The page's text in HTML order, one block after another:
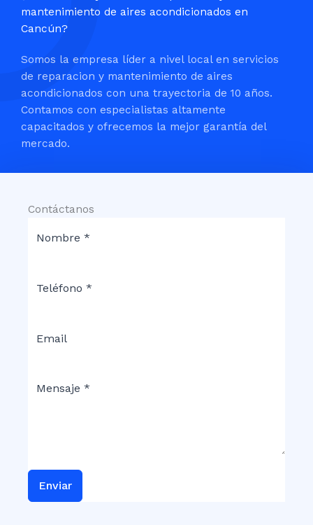
mantenimiento de aires acondicionados en
Cancún?
Somos la empresa líder a nivel local en servicios
de reparacion y mantenimiento de aires
acondicionados con una trayectoria de 10 años.
Contamos con especialistas altamente
capacitados y ofrecemos la mejor garantía del
mercado.
Contáctanos
Enviar